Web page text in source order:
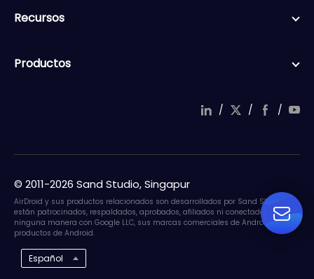
Recursos
Productos
/ / /
© 2011-2026 Sand Studio, Singapur
AirDroid y sus productos relacionados son desarrollados por Sand Studio. No
están patrocinados, respaldados, aprobados, afiliados ni conectados de
ninguna manera con Google LLC, sus marcas comerciales de Android o sus
productos de Android.
Español